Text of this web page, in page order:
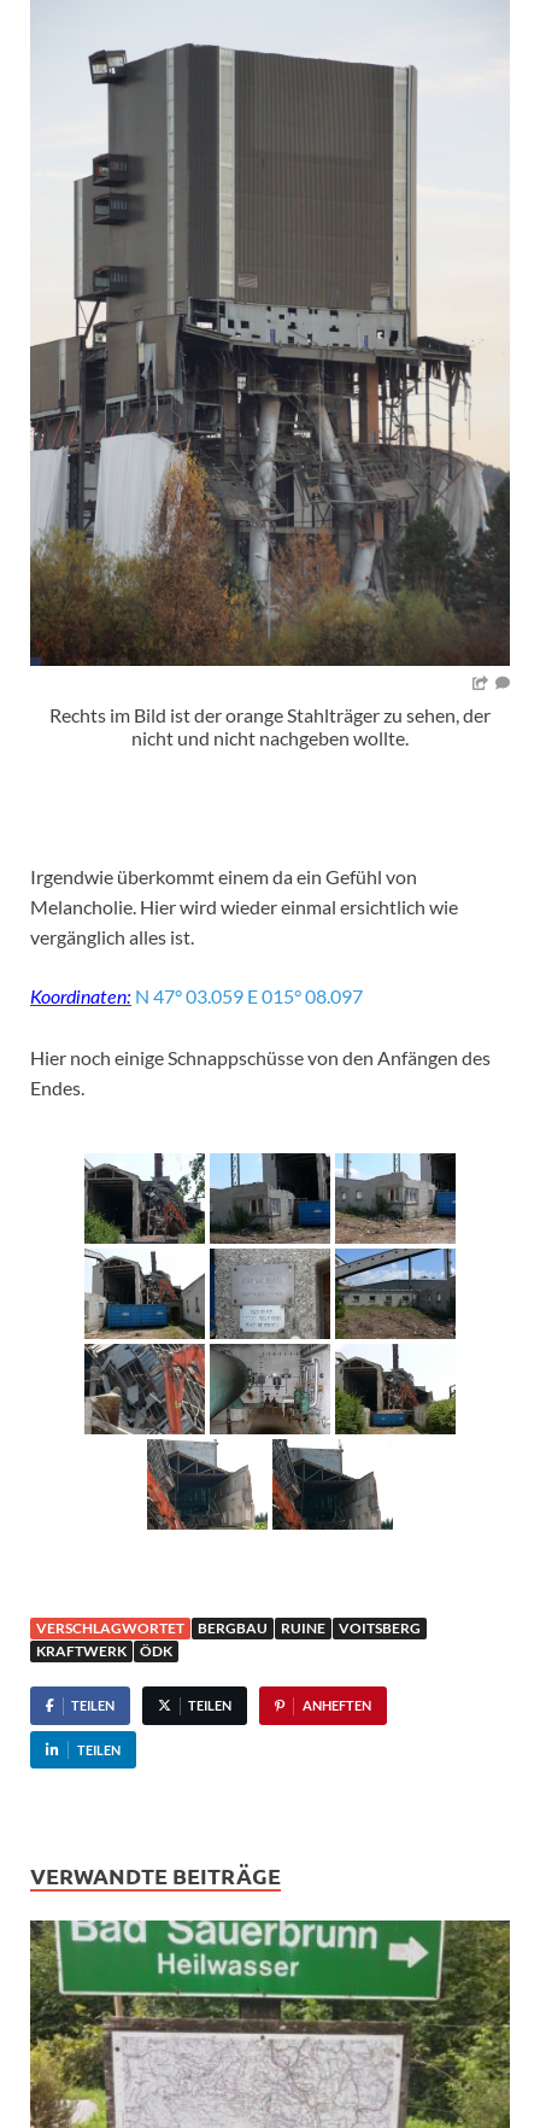
Rechts im Bild ist der orange Stahlträger zu sehen, der
nicht und nicht nachgeben wollte.
Irgendwie überkommt einem da ein Gefühl von
Melancholie. Hier wird wieder einmal ersichtlich wie
vergänglich alles ist.
Koordinaten: N 47° 03.059 E 015° 08.097
Hier noch einige Schnappschüsse von den Anfängen des
Endes.
VERSCHLAGWORTET BERGBAU RUINE
VOITSBERG
KRAFTWERK
ÖDK
TEILEN TEILEN ANHEFTEN
TEILEN
VERWANDTE BEITRÄGE